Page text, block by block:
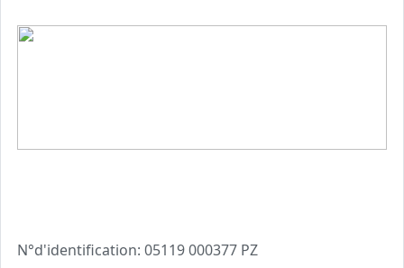
N°d'identification: 05119 000377 PZ